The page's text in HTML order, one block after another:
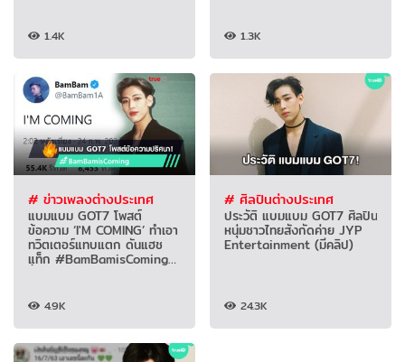
1.4K 1.3K
# ข่าวเพลงต่างประเทศ
แบมแบม GOT7 โพสต์
ข้อความ ‘I'M COMING’ ทำเอา
ทวิตเตอร์แทบแตก ดันแฮช
แท็ก #BamBamisComing
4.9K
# ศิลปินต่างประเทศ
ประวัติ แบมแบม GOT7 ศิลปิน
หนุ่มชาวไทยสังกัดค่าย JYP
Entertainment (มีคลิป)
24.3K